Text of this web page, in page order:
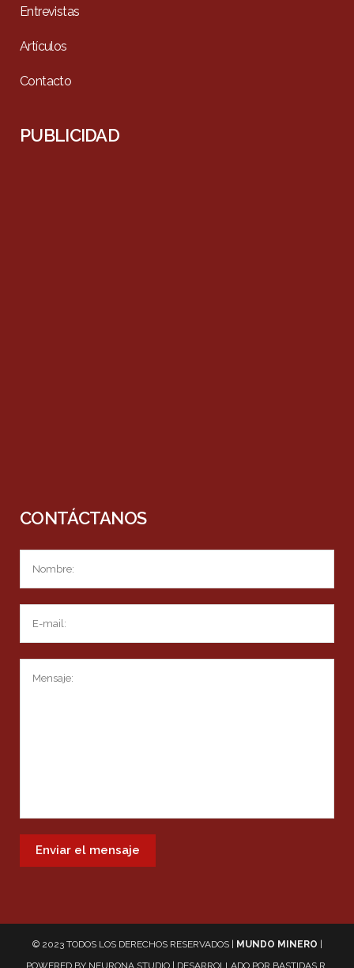
Entrevistas
Artículos
Contacto
PUBLICIDAD
CONTÁCTANOS
© 2023 TODOS LOS DERECHOS RESERVADOS | MUNDO MINERO
POWERED BY NEURONA STUDIO | DESARROLLADO POR BASTIDAS R.